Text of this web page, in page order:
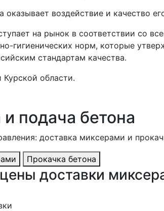
оказывает воздействие и качество
на рынок в соответствии со
гигиенических норм, которые
стандартам качества.
Курской области.
подача бетона
доставка миксерами и
Прокачка бетона
доставки